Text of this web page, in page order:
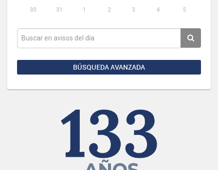
30
31 1 2 3 4 5
BÚSQUEDA AVANZADA